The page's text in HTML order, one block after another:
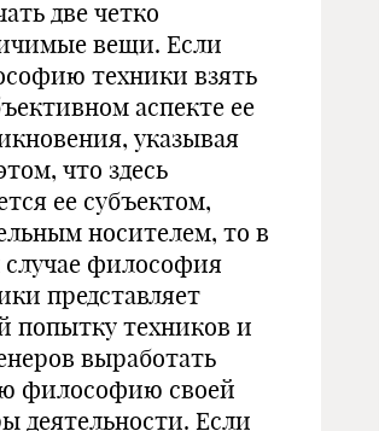
две четко
вещи. Если
техники взять
аспекте ее
ука­зывая
что здесь
ее субъектом,
носителем, то в
случае философия
представляет
попытку техников и
выработать
философию своей
деятельности. Если